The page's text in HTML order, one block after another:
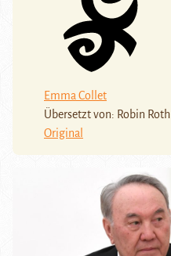
Emma Collet
Übersetzt von: Robin Roth
Original